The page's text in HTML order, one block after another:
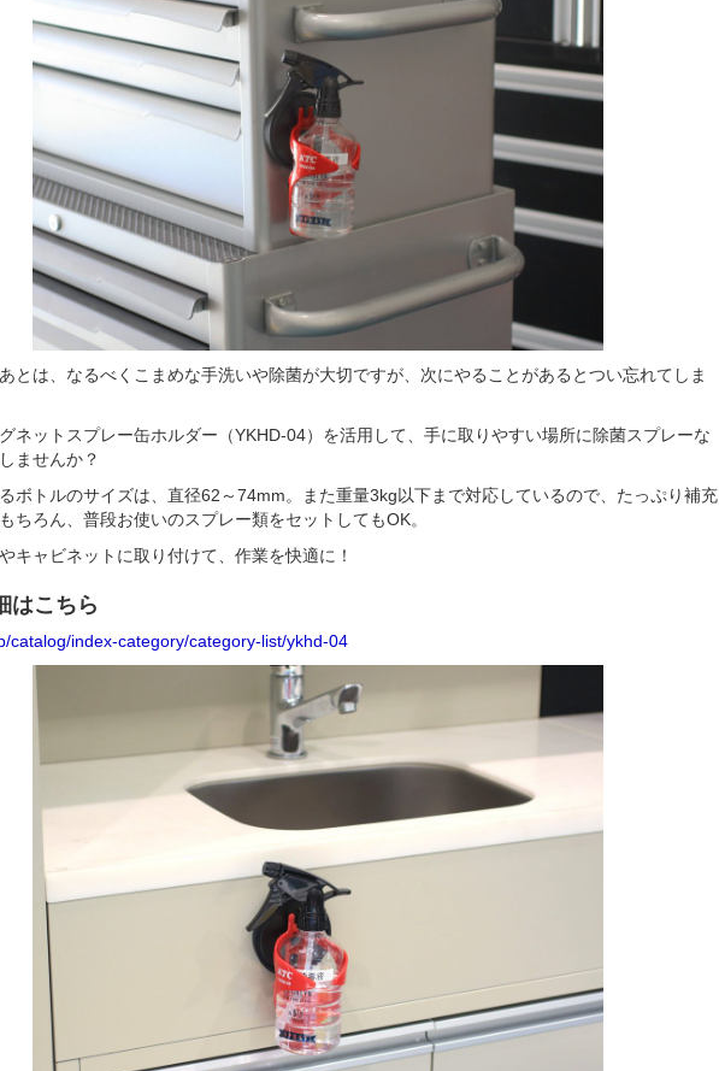
とは、なるべくこまめな手洗いや除菌が大切ですが、次にやることがあるとつい忘れてしま
ネットスプレー缶ホルダー（YKHD-04）を活用して、手に取りやすい場所に除菌スプレーな
ませんか？
ボトルのサイズは、直径62～74mm。また重量3kg以下まで対応しているので、たっぷり補充
ちろん、普段お使いのスプレー類をセットしてもOK。
キャビネットに取り付けて、作業を快適に！
はこちら
catalog/index-category/category-list/ykhd-04